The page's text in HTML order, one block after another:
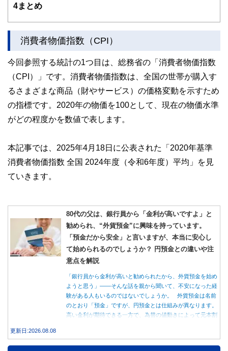
4まとめ
消費者物価指数（CPI）
今回参照する統計の1つ目は、総務省の「消費者物価指数
（CPI）」です。消費者物価指数は、全国の世帯が購入す
るさまざまな商品（財やサービス）の価格変動を示すため
の指標です。2020年の物価を100として、現在の物価水準
がどの程度かを数値で表します。
本記事では、2025年4月18日に公表された「2020年基準
消費者物価指数 全国 2024年度（令和6年度）平均」を見
ていきます。
80代の父は、銀行員から「金利が高いですよ」と
勧められ、“外貨預金”に興味を持っています。
「預金だから安全」と言いますが、本当に安心し
て始められるのでしょうか？ 円預金との違いや注
意点を解説
「銀行員から金利が高いと勧められたから、外貨預金を始め
ようと思う」――そんな話を親から聞いて、不安になった経
験がある人もいるのではないでしょうか。 外貨預金は名前
のとおり「預金」ですが、円預金とは仕組みが異なります。
高い金利が期待できる一方で、為替の値動きによって元本割
更新日:2026.08.08